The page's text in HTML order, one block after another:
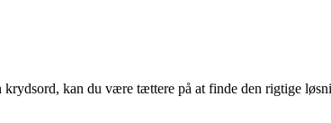
krydsord, kan du være tættere på at finde den rigtige